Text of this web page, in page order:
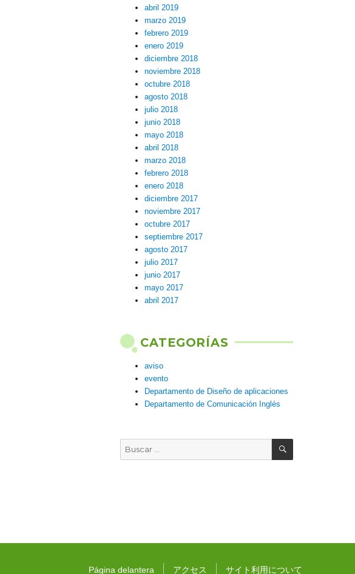
abril 2019
marzo 2019
febrero 2019
enero 2019
diciembre 2018
noviembre 2018
octubre 2018
agosto 2018
julio 2018
junio 2018
mayo 2018
abril 2018
marzo 2018
febrero 2018
enero 2018
diciembre 2017
noviembre 2017
octubre 2017
septiembre 2017
agosto 2017
julio 2017
junio 2017
mayo 2017
abril 2017
CATEGORÍAS
aviso
evento
Departamento de Diseño de aplicaciones
Departamento de Comunicación Inglés
Buscar
por:
BUSCAR
Página delantera アクセス サイト利用について